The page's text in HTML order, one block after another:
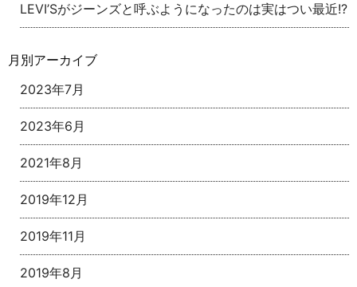
LEVI’Sがジーンズと呼ぶようになったのは実はつい最近!?
月別アーカイブ
2023年7月
2023年6月
2021年8月
2019年12月
2019年11月
2019年8月